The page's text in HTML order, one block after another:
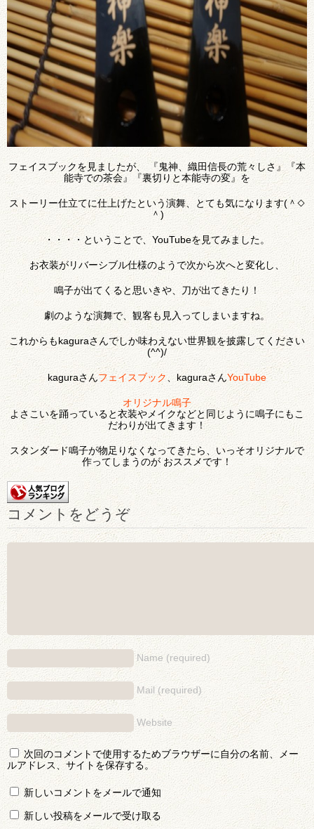
フェイスブックを見ましたが、 『鬼神、織田信長の荒々しさ』『本
能寺での茶会』『裏切りと本能寺の変』を
ストーリー仕立てに仕上げたという演舞、とても気になります(＾◇
＾)
・・・・ということで、YouTubeを見てみました。
お衣装がリバーシブル仕様のようで次から次へと変化し、
鳴子が出てくると思いきや、刀が出てきたり！
劇のような演舞で、観客も見入ってしまいますね。
これからもkaguraさんでしか味わえない世界観を披露してください
(^^)/
kaguraさんフェイスブック 、kaguraさんYouTube
オリジナル鳴子
よさこいを踊っていると衣装やメイクなどと同じように鳴子にもこ
だわりが出てきます！
スタンダード鳴子が物足りなくなってきたら、いっそオリジナルで
作ってしまうのが おススメです！
コメントをどうぞ
Name (required)
Mail (required)
Website
次回のコメントで使用するためブラウザーに自分の名前、メー
ルアドレス、サイトを保存する。
新しいコメントをメールで通知
新しい投稿をメールで受け取る